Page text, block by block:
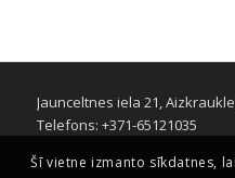
Jaunceltnes iela 21,
Telefons: +371-65121035
Šī vietne izmanto sīkdatnes,